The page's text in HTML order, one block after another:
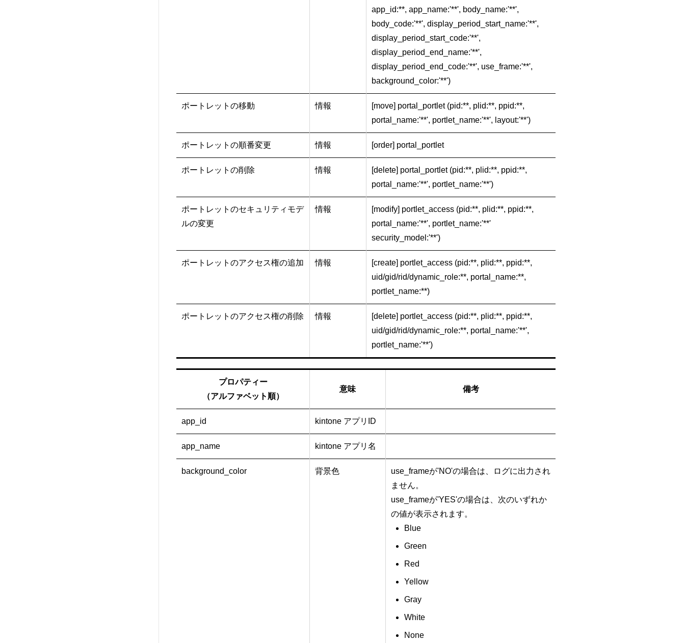
app_id:**, app_name:'**', body_name:'**',
body_code:'**', display_period_start_name:'**',
display_period_start_code:'**',
display_period_end_name:'**',
display_period_end_code:'**', use_frame:'**',
background_color:'**')
ポートレットの移動 情報
[move] portal_portlet (pid:**, plid:**, ppid:**,
portal_name:'**', portlet_name:'**', layout:'**')
ポートレットの順番変更 情報 [order] portal_portlet
ポートレットの削除 情報
[delete] portal_portlet (pid:**, plid:**, ppid:**,
portal_name:'**', portlet_name:'**')
ポートレットのセキュリティモデ
ルの変更
情報
[modify] portlet_access (pid:**, plid:**, ppid:**,
portal_name:'**', portlet_name:'**'
security_model:'**')
ポートレットのアクセス権の追加 情報
[create] portlet_access (pid:**, plid:**, ppid:**,
uid/gid/rid/dynamic_role:**, portal_name:**,
portlet_name:**)
ポートレットのアクセス権の削除 情報
[delete] portlet_access (pid:**, plid:**, ppid:**,
uid/gid/rid/dynamic_role:**, portal_name:'**',
portlet_name:'**')
プロパティー
（アルファベット順）
意味 備考
app_id kintone アプリID
app_name kintone アプリ名
background_color 背景色
use_frameが'NO'の場合は、ログに出力され
ません。
use_frameが'YES'の場合は、次のいずれか
の値が表示されます。
Blue
Green
Red
Yellow
Gray
White
None